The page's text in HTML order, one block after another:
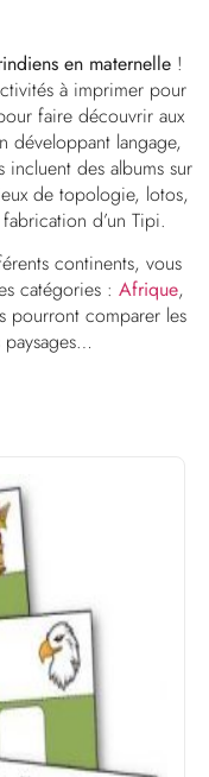
en maternelle !
à imprimer pour
faire découvrir aux
développant langage,
incluent des albums sur
de topologie, lotos,
d’un Tipi.
continents, vous
catégories : Afrique,
pourront comparer les
paysages…